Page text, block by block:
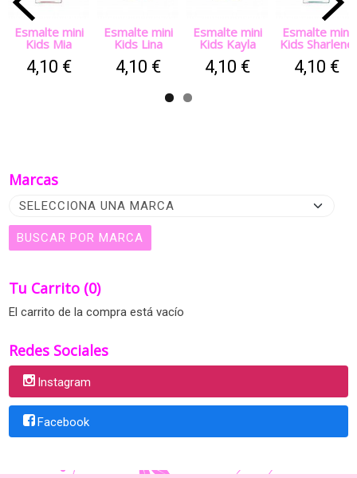
Marcas
Tu Carrito (0)
El carrito de la compra está vacío
Redes Sociales
Instagram
Facebook
Esmalte mini
Kids Mia
4,10 €
Esmalte mini
Kids Lina
4,10 €
Esmalte mini
Kids Kayla
4,10 €
Esmalte mini
Kids Sharlene
4,10 €